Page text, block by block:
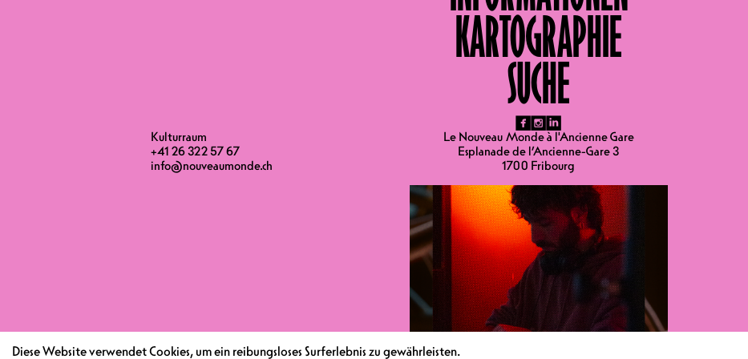
KARTOGRAPHIE
SUCHE
fb ig li
Kulturraum
+41 26 322 57 67
info@nouveaumonde.ch
Le Nouveau Monde à l'Ancienne Gare
Esplanade de l’Ancienne-Gare 3
1700 Fribourg
Adriano Lemon
Diese Website verwendet Cookies, um ein reibungsloses Surferlebnis zu gewährleisten.